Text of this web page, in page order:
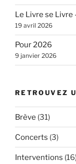
Le Livre se Livre
19 avril 2026
Pour 2026
9 janvier 2026
RETROUVEZ
Brève (31)
Concerts (3)
Interventions